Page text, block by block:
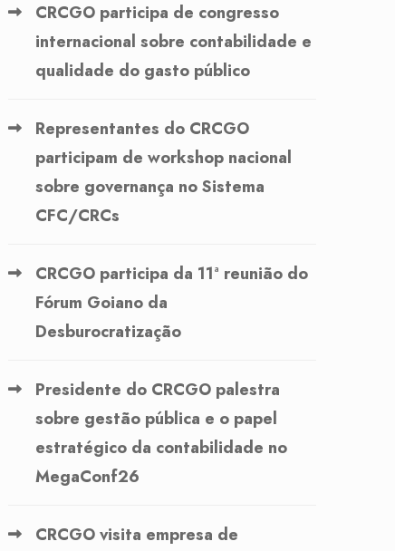
CRCGO participa de congresso
internacional sobre contabilidade e
qualidade do gasto público
Representantes do CRCGO
participam de workshop nacional
sobre governança no Sistema
CFC/CRCs
CRCGO participa da 11ª reunião do
Fórum Goiano da
Desburocratização
Presidente do CRCGO palestra
sobre gestão pública e o papel
estratégico da contabilidade no
MegaConf26
CRCGO visita empresa de